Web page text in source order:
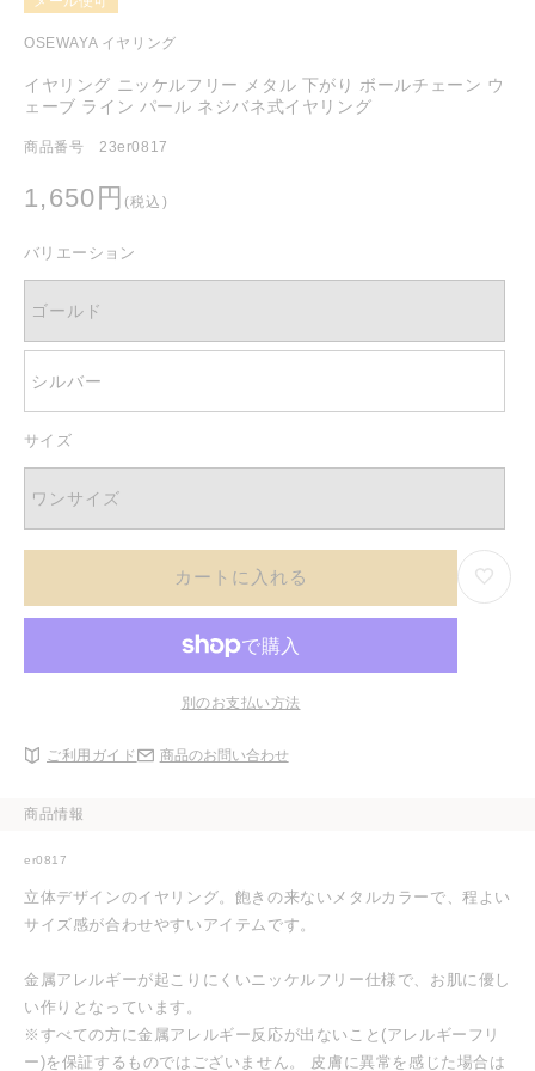
OSEWAYA イヤリング
イヤリング ニッケルフリー メタル 下がり ボールチェーン ウ
ェーブ ライン パール ネジバネ式イヤリング
商品番号 23er0817
通
価
格
1,650円 (税込)
バリエーション
ゴールド
シルバー
サイズ
ワンサイズ
カートに入れる
別のお支払い方法
ご利用ガイド 商品のお問い合わせ
商品情報
er0817
立体デザインのイヤリング。飽きの来ないメタルカラーで、程よい
サイズ感が合わせやすいアイテムです。
金属アレルギーが起こりにくいニッケルフリー仕様で、お肌に優し
い作りとなっています。
※すべての方に金属アレルギー反応が出ないこと(アレルギーフリ
ー)を保証するものではございません。 皮膚に異常を感じた場合は